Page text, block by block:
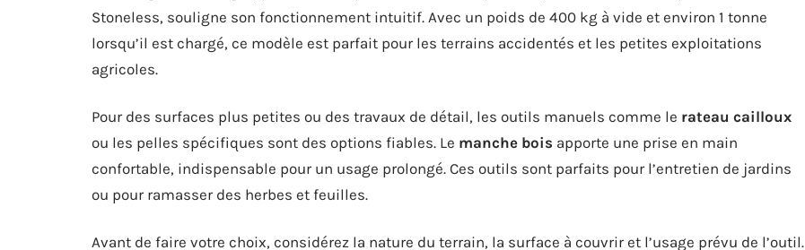
Stoneless, souligne son fonctionnement intuitif. Avec un poids de 400 kg à vide et environ 1 tonne
lorsqu’il est chargé, ce modèle est parfait pour les terrains accidentés et les petites exploitations
agricoles.
Pour des surfaces plus petites ou des travaux de détail, les outils manuels comme le rateau cailloux
ou les pelles spécifiques sont des options fiables. Le manche bois apporte une prise en main
confortable, indispensable pour un usage prolongé. Ces outils sont parfaits pour l’entretien de jardins
ou pour ramasser des herbes et feuilles.
Avant de faire votre choix, considérez la nature du terrain, la surface à couvrir et l’usage prévu de l’outil.